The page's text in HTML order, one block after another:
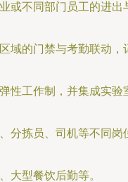
或不同部门员工的进出
域的门禁与考勤联动，
性工作制，并集成实验
分拣员、司机等不同岗
大型餐饮后勤等。